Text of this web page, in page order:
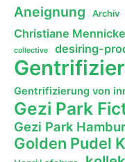
Aneignung Archiv
Christiane Mennicke
collective desiring-
Gentrifizierung von
Gezi Park
Gezi Park
Golden Pudel